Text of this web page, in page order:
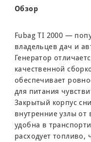
Обзор
Fubag TI 2000 —
владельцев дач и
Генератор
качественной
обеспечивает
для питания
Закрытый корпус
внутренние узлы
удобна в
расходует топливо,